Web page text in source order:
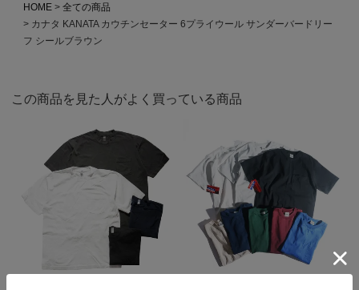
HOME
全ての商品
カナタ KANATA カウチンセーター 6プライウール サンダーバードリー
フ シールブラウン
この商品を見た人がよく買っている商品